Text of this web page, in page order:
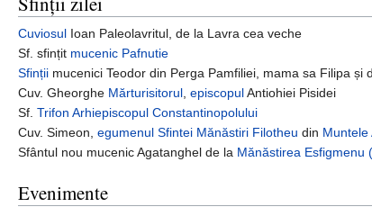
Cuviosul Ioan Paleolavritul, de la Lavra cea veche
Sf. sfințit mucenic Pafnutie
Sfinții mucenici Teodor din Perga Pamfiliei, mama sa Filipa și
Cuv. Gheorghe Mărturisitorul, episcopulAntiohiei Pisidei
Sf. Trifon Arhiepiscopul Constantinopolului
Cuv. Simeon, egumenul Sfintei Mănăstiri Filotheu din Muntele
Sfântul nou mucenic Agatanghel de la Mănăstirea Esfigmenu
Evenimente